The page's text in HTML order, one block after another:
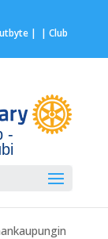
| | Club
-